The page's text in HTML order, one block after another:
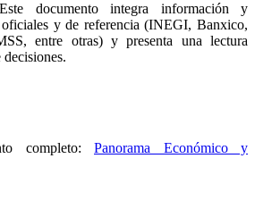
Este documento integra información y
oficiales y de referencia (INEGI, Banxico,
entre otras) y presenta una lectura
completo: Panorama Económico y